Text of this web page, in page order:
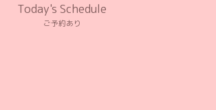
Today's Schedule
ご予約あり